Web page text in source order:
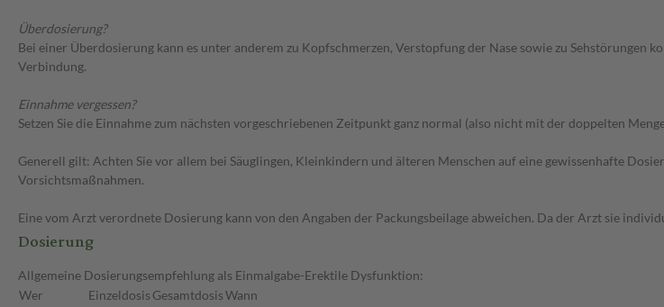
Überdosierung?
Bei einer Überdosierung kann es unter anderem zu Kopfschmerzen, Verstopfung der Nase sowie zu Sehstörungen
Verbindung.
Einnahme vergessen?
Setzen Sie die Einnahme zum nächsten vorgeschriebenen Zeitpunkt ganz normal (also nicht mit der doppelten
Generell gilt: Achten Sie vor allem bei Säuglingen, Kleinkindern und älteren Menschen auf eine gewissenhafte
Vorsichtsmaßnahmen.
Eine vom Arzt verordnete Dosierung kann von den Angaben der Packungsbeilage abweichen. Da der Arzt sie
Dosierung
Allgemeine Dosierungsempfehlung als Einmalgabe-Erektile Dysfunktion:
Wer
Einzeldosis GesamtdosisWann